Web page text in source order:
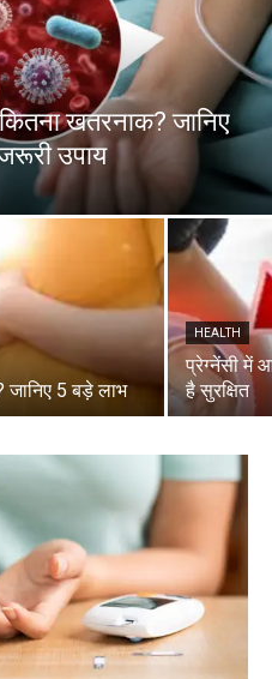
खतरनाक? जानिए
उपाय
जानिए 5 बड़े लाभ
HEALTH
प्रेग्नेंसी में
है सुरक्षित